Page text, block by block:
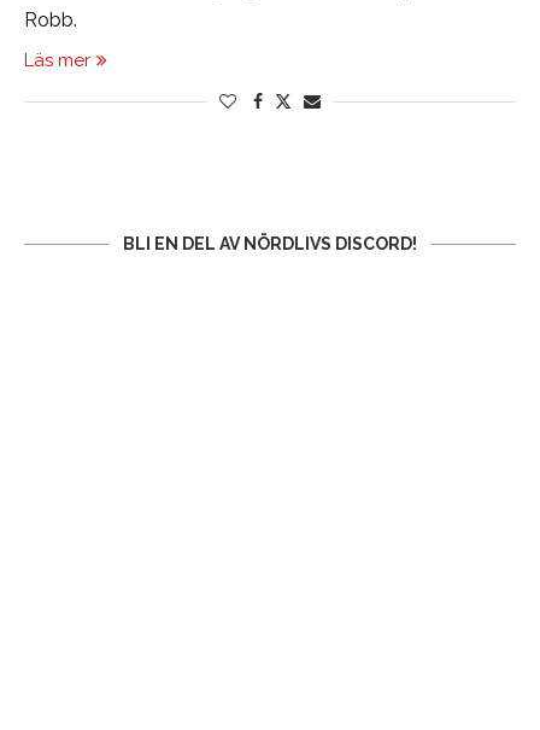
Robb.
Läs mer
BLI EN DEL AV NÖRDLIVS DISCORD!